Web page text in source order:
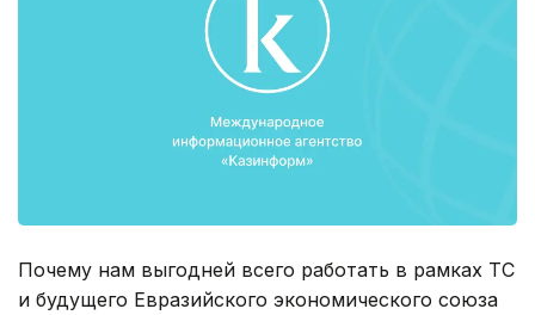
Почему нам выгодней всего работать в рамках ТС
и будущего Евразийского экономического союза